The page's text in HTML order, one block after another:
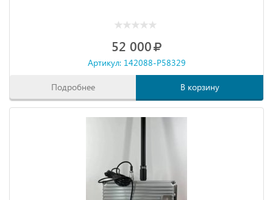
52 000
Артикул: 142088-P58329
Подробнее В корзину